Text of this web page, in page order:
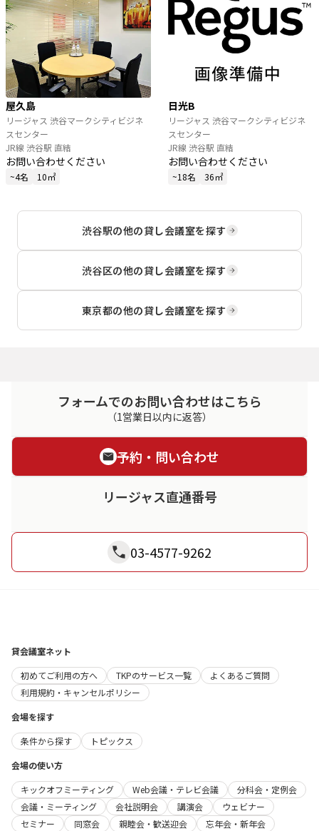
屋久島
リージャス 渋谷マークシティビジネ
スセンター
JR線 渋谷駅 直結
お問い合わせください
~4名 10㎡
日光B
リージャス 渋谷マークシティビジネ
スセンター
JR線 渋谷駅 直結
お問い合わせください
~18名 36㎡
渋谷駅の他の貸し会議室を探す
渋谷区の他の貸し会議室を探す
東京都の他の貸し会議室を探す
フォームでのお問い合わせはこちら
（1営業日以内に返答）
予約・問い合わせ
リージャス直通番号
03-4577-9262
貸会議室ネット
初めてご利用の方へ
TKPのサービス一覧
よくあるご質問
利用規約・キャンセルポリシー
会場を探す
条件から探す
トピックス
会場の使い方
キックオフミーティング
Web会議・テレビ会議
分科会・定例会
会議・ミーティング
会社説明会 講演会
ウェビナー
セミナー
同窓会 親睦会・歓送迎会
忘年会・新年会